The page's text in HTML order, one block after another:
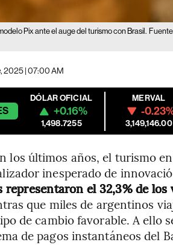
Pix ante el auge del turismo con Brasil.
2025 | 07:00 AM
DÓLAR OFICIAL
+0.16%
1,498.7255
MERVAL
-
3,149,146.00
los últimos años, el turismo
inesperado de
representaron el 32,3% de
que miles de argentinos
de cambio favorable. A ello
de pagos instantáneos del